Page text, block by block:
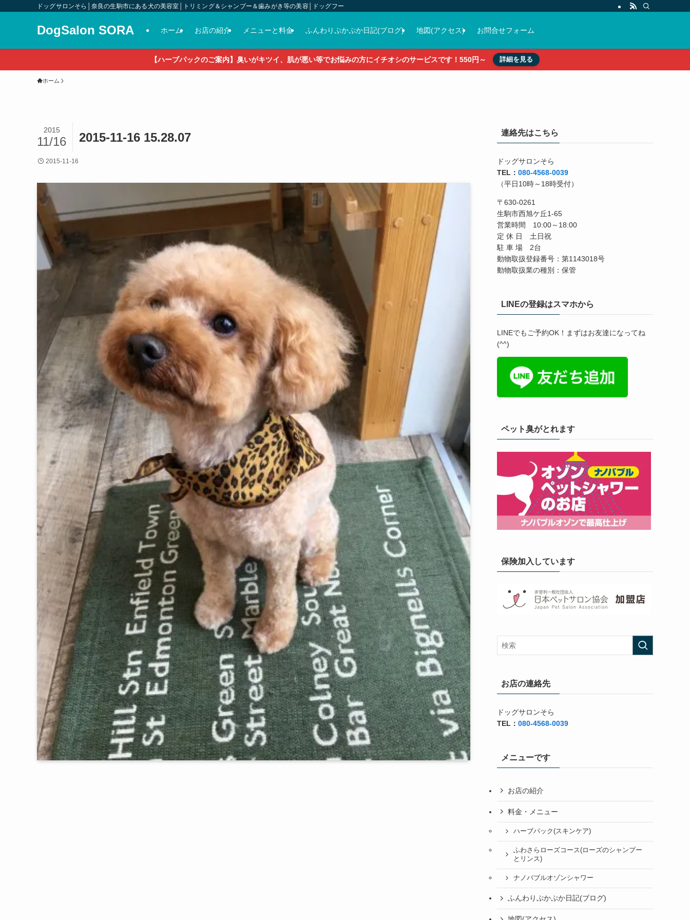
ドッグサロンそら│奈良の生駒市にある犬の美容室│トリミング＆シャンプー＆歯みがき等の美容│ドッグフード＆おやつ＆各種グッズの販売
DogSalon SORA ホーム お店の紹介 メニューと料金 ふんわりぷかぷか日記(ブログ) 地図(アクセス) お問合せフォーム
【ハーブパックのご案内】臭いがキツイ、肌が悪い等でお悩みの方にイチオシのサービスです！550円～ 詳細を見る
ホーム
2015-11-16 15.28.07
2015
11/16
2015-11-16
連絡先はこちら
ドッグサロンそら
TEL： 080-4568-0039
（平日10時～18時受付）
〒630-0261
生駒市西旭ケ丘1-65
営業時間 10:00～18:00
定 休 日 土日祝
駐 車 場 2台
動物取扱登録番号：第1143018号
動物取扱業の種別：保管
LINEの登録はスマホから
LINEでもご予約OK！まずはお友達になってね
(^^)
ペット臭がとれます
保険加入しています
お店の連絡先
ドッグサロンそら
TEL： 080-4568-0039
メニューです
お店の紹介
料金・メニュー
ハーブパック(スキンケア)
ふわさらローズコース(ローズのシャンプー
とリンス)
ナノバブルオゾンシャワー
ふんわりぷかぷか日記(ブログ)